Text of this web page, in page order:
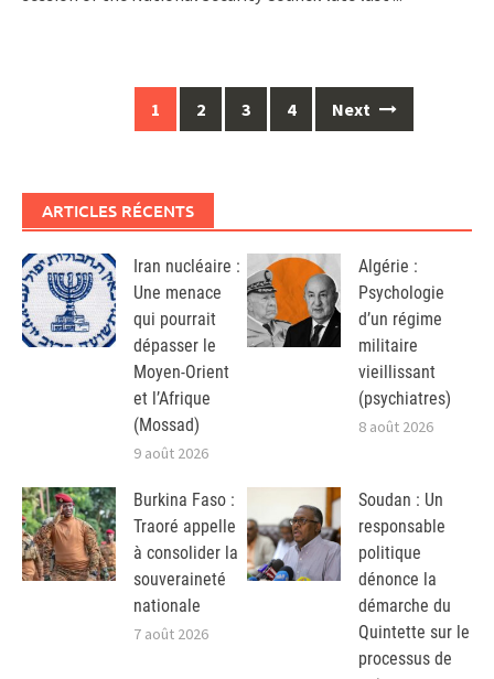
1 2 3 4 Next
ARTICLES RÉCENTS
Iran nucléaire :
Une menace
qui pourrait
dépasser le
Moyen-Orient
et l’Afrique
(Mossad)
9 août 2026
Algérie :
Psychologie
d’un régime
militaire
vieillissant
(psychiatres)
8 août 2026
Burkina Faso :
Traoré appelle
à consolider la
souveraineté
nationale
7 août 2026
Soudan : Un
responsable
politique
dénonce la
démarche du
Quintette sur le
processus de